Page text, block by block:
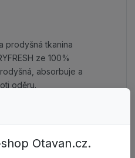
prodyšná tkanina
ze 100%
absorbuje a
oděru.
z antistatické
Předtvarovaná linie
celý pracovní den, a to v
Otavan.cz.